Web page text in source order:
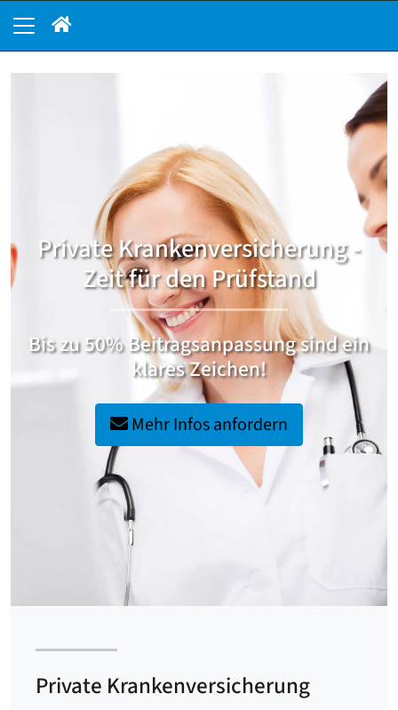
Private Krankenversicherung -
Zeit für den Prüfstand
Bis zu 50% Beitragsanpassung sind ein
klares Zeichen!
Mehr Infos anfordern
Private Krankenversicherung